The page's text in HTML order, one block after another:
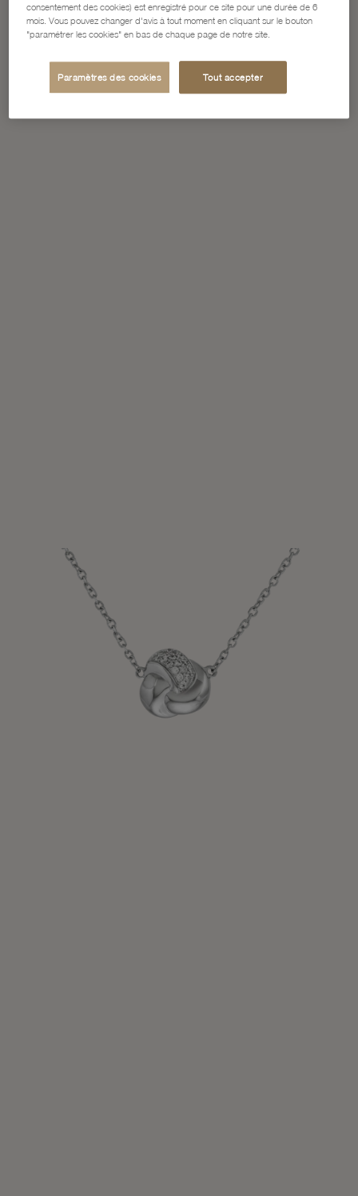
consentement des cookies) est enregistré pour ce site pour une durée de 6
mois. Vous pouvez changer d'avis à tout moment en cliquant sur le bouton
"paramétrer les cookies" en bas de chaque page de notre site.
Paramètres des cookies Tout accepter